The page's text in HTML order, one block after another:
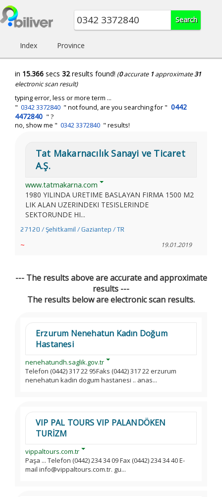
Index Province
in 15.366 secs 32results found! (0accurate 1 approximate31
electronic scan result)
typing error, less or more term ...
" 0342 3372840 " not found, are you searching for " 0442
4472840 " ?
no, show me " 0342 3372840 " results!
Tat Makarnacılık Sanayi ve Ticaret
A.Ş.
www.tatmakarna.com
1980 YILINDA URETIME BASLAYAN FIRMA 1500 M2
LIK ALAN UZERINDEKI TESISLERINDE
SEKTORUNDE HI...
27120 / Şehitkamil / Gaziantep / TR
~ 19.01.2019
--- The results above are accurate and approximate
results ---
The results below are electronic scan results.
Erzurum Nenehatun Kadın Doğum
Hastanesi
nenehatundh.saglik.gov.tr
Telefon (0442) 317 22 95Faks (0442) 317 22 erzurum
nenehatun kadin dogum hastanesi .. anas...
VIP PAL TOURS VIP PALANDÖKEN
TURİZM
vippaltours.com.tr
Paşa ... Telefon (0442) 234 34 09 Fax (0442) 234 34 40 E-
mail info@vippaltours.com.tr. gu...